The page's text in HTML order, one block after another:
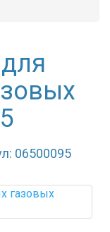
06500095